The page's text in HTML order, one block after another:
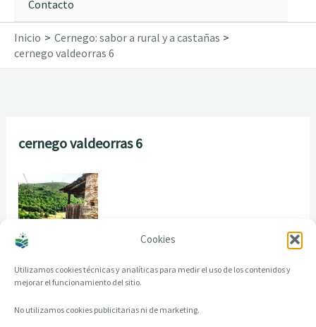
Cookies
Utilizamos cookies técnicas y analíticas para medir el uso de los contenidos y
mejorar el funcionamiento del sitio.
No utilizamos cookies publicitarias ni de marketing.
Contacto
Inicio
Cernego: sabor a rural y a castañas
cernego valdeorras 6
cernego valdeorras 6